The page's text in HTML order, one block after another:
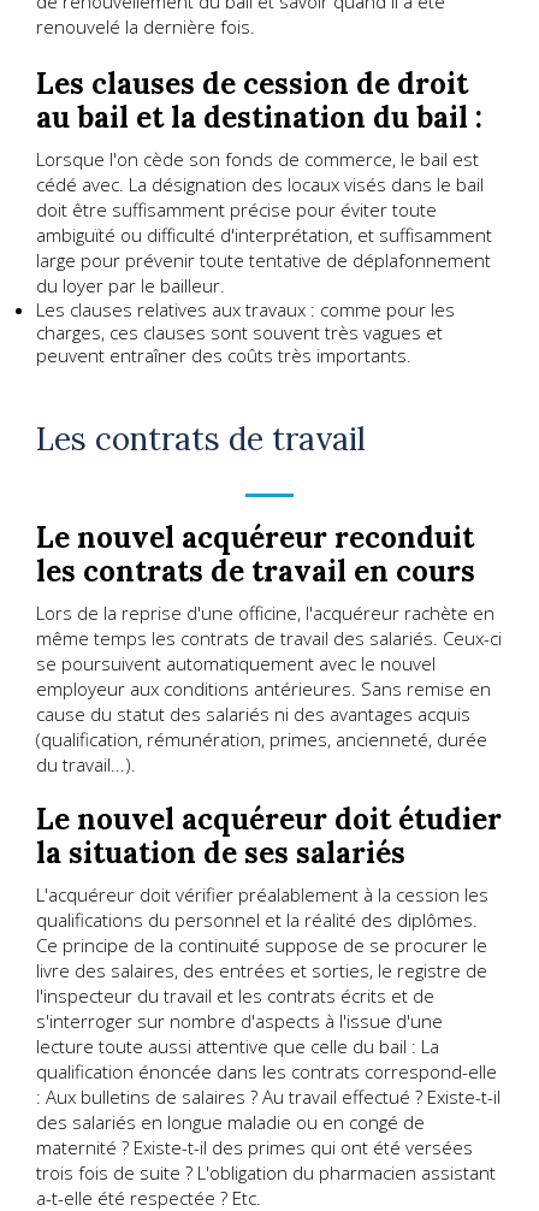
renouvelé la dernière fois.
Les clauses de cession de droit
au bail et la destination du bail :
Lorsque l'on cède son fonds de commerce, le bail est
cédé avec. La désignation des locaux visés dans le bail
doit être suffisamment précise pour éviter toute
ambiguïté ou difficulté d'interprétation, et suffisamment
large pour prévenir toute tentative de déplafonnement
du loyer par le bailleur.
Les clauses relatives aux travaux : comme pour les
charges, ces clauses sont souvent très vagues et
peuvent entraîner des coûts très importants.
Les contrats de travail
Le nouvel acquéreur reconduit
les contrats de travail en cours
Lors de la reprise d'une officine, l'acquéreur rachète en
même temps les contrats de travail des salariés. Ceux-ci
se poursuivent automatiquement avec le nouvel
employeur aux conditions antérieures. Sans remise en
cause du statut des salariés ni des avantages acquis
(qualification, rémunération, primes, ancienneté, durée
du travail...).
Le nouvel acquéreur doit étudier
la situation de ses salariés
L'acquéreur doit vérifier préalablement à la cession les
qualifications du personnel et la réalité des diplômes.
Ce principe de la continuité suppose de se procurer le
livre des salaires, des entrées et sorties, le registre de
l'inspecteur du travail et les contrats écrits et de
s'interroger sur nombre d'aspects à l'issue d'une
lecture toute aussi attentive que celle du bail : La
qualification énoncée dans les contrats correspond-elle
: Aux bulletins de salaires ? Au travail effectué ? Existe-t-il
des salariés en longue maladie ou en congé de
maternité ? Existe-t-il des primes qui ont été versées
trois fois de suite ? L'obligation du pharmacien assistant
a-t-elle été respectée ? Etc.